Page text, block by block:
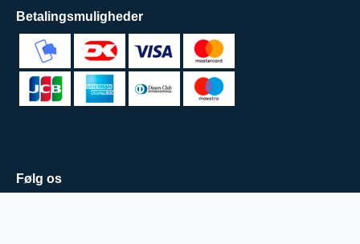
Betalingsmuligheder
Følg os